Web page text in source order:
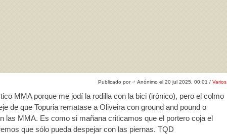
Publicado por ♂ Anónimo el 20 jul 2025, 00:01 / Varios
MMA porque me jodí la rodilla con la bici (irónico), pero el colmo
de que Topuria rematase a Oliveira con ground and pound o
las MMA. Es como si mañana criticamos que el portero coja el
que sólo pueda despejar con las piernas. TQD